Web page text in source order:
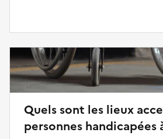
Quels sont les lieux
personnes handicapées